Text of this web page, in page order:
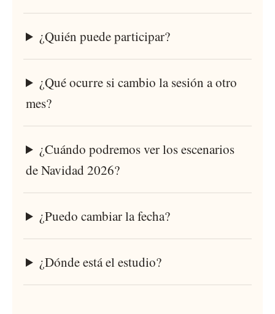
¿Quién puede participar?
¿Qué ocurre si cambio la sesión a otro
mes?
¿Cuándo podremos ver los escenarios
de Navidad 2026?
¿Puedo cambiar la fecha?
¿Dónde está el estudio?